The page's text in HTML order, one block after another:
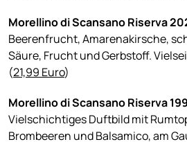
Morellino di Scansano Riserva
Beerenfrucht, Amarenakirsche,
Säure, Frucht und Gerbstoff.
(21,99 Euro)
Morellino di Scansano Riserva
Vielschichtiges Duftbild mit
Brombeeren und Balsamico, am